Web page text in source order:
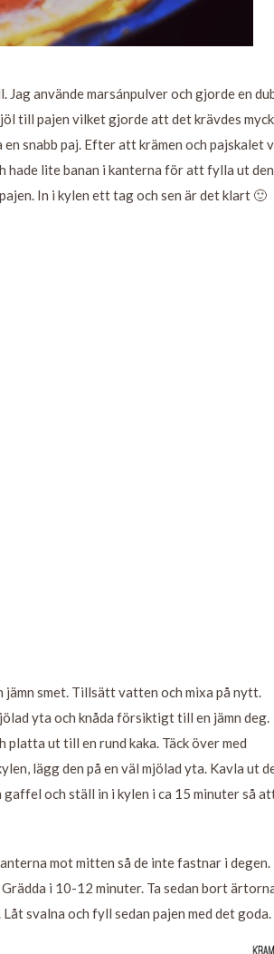
Jag använde marsánpulver och gjorde en
till pajen vilket gjorde att det krävdes
snabb paj. Efter att krämen och pajskalet
hade lite banan i kanterna för att fylla ut
In i kylen ett tag och sen är det klart 🙂
jämn smet. Tillsätt vatten och mixa på nytt.
yta och knåda försiktigt till en jämn deg.
ut till en rund kaka. Täck över med
lägg den på en väl mjölad yta. Kavla ut
gaffel och ställ in i kylen i ca 15 minuter så
mot mitten så de inte fastnar i degen.
i 10-12 minuter. Ta sedan bort
svalna och fyll sedan pajen med det goda.